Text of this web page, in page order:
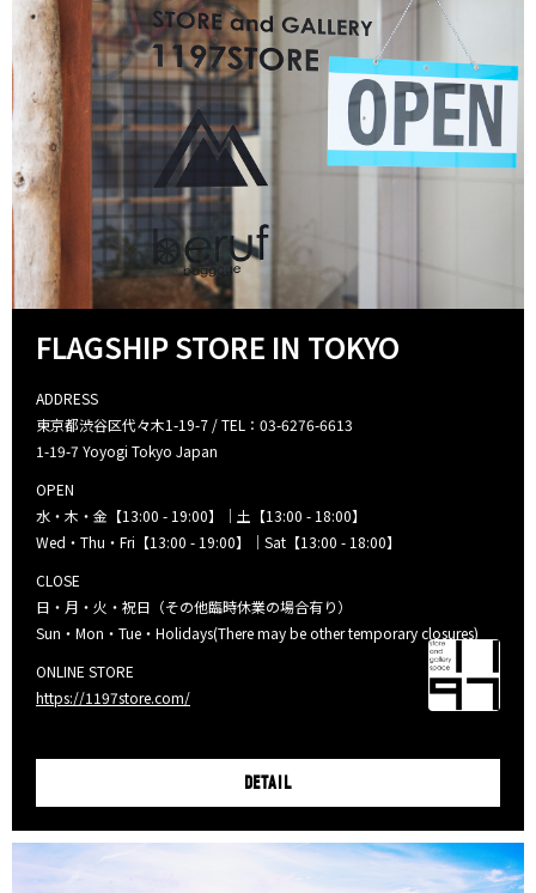
FLAGSHIP STORE IN TOKYO
ADDRESS
東京都渋谷区代々木1-19-7 / TEL：03-6276-6613
1-19-7 Yoyogi Tokyo Japan
OPEN
水・木・金【13:00 - 19:00】｜土【13:00 - 18:00】
Wed・Thu・Fri【13:00 - 19:00】｜Sat【13:00 - 18:00】
CLOSE
日・月・火・祝日（その他臨時休業の場合有り）
Sun・Mon・Tue・Holidays(There may be other temporary closures)
ONLINE STORE
https://1197store.com/
DETAIL